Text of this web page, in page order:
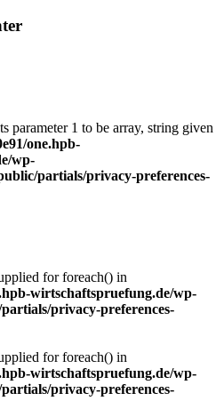
parameter 1 to be array, string given
one.hpb-
wp-
partials/privacy-preferences-
for foreach() in
wirtschaftspruefung.de/wp-
privacy-preferences-
for foreach() in
wirtschaftspruefung.de/wp-
privacy-preferences-